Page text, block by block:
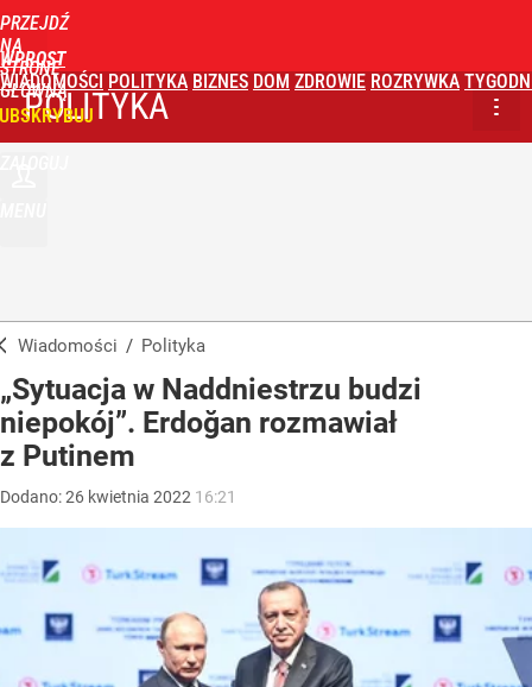
PRZEJDŹ
NA
STRONĘ
GŁÓWNĄ
WPROST
WIADOMOŚCI POLITYKA BIZNES DOM ZDROWIE ROZRYWKA
POLITYKA
Wiadomości / Polityka
„Sytuacja w Naddniestrzu budzi
niepokój”. Erdoğan rozmawiał
z Putinem
Dodano:26 kwietnia 2022 16:21